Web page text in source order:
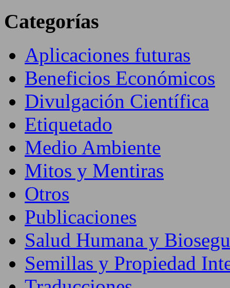
Categorías
Aplicaciones futuras
Beneficios Económicos
Divulgación Científica
Etiquetado
Medio Ambiente
Mitos y Mentiras
Otros
Publicaciones
Salud Humana y
Semillas y Propiedad